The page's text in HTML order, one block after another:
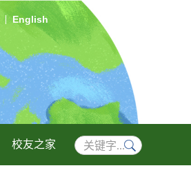
English
校友之家